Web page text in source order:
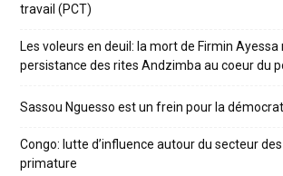
travail (PCT)
Les voleurs en deuil: la mort de Firmin Ayessa
persistance des rites Andzimba au coeur du
Sassou Nguesso est un frein pour la
Congo: lutte d’influence autour du secteur
primature